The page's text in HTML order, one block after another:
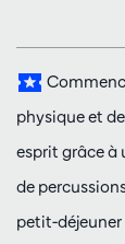
physique et
esprit grâce à
de
petit-